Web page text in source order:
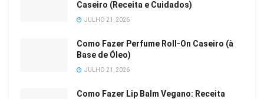
Caseiro (Receita e Cuidados)
JULHO 21, 2026
Como Fazer Perfume Roll-On Caseiro (à
Base de Óleo)
JULHO 21, 2026
Como Fazer Lip Balm Vegano: Receita